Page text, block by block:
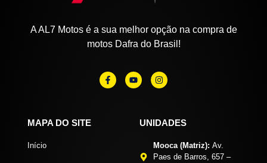
A AL7 Motos é a sua melhor opção na compra de
motos Dafra do Brasil!
MAPA DO SITE
Início
UNIDADES
Mooca (Matriz): Av.
Paes de Barros, 657 –